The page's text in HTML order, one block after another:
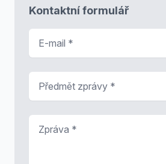
Kontaktní formulář